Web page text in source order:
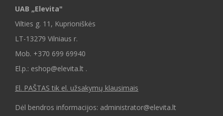
UAB „Elevita"
Vilties g. 11, Kuprioniškės
LT-13279 Vilniaus r.
Mob. +370 699 69940
El.p.: eshop@elevita.lt .
El. PAŠTAS tik el. užsakymų klausimais
Dėl bendros informacijos: administrator@elevita.lt